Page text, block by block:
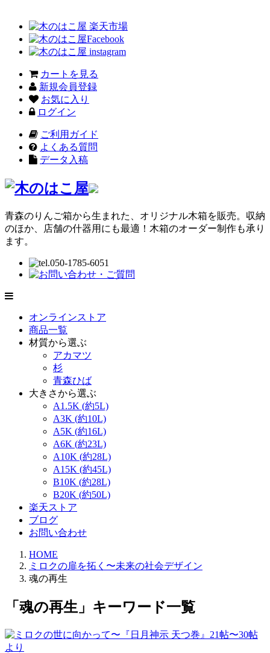
カートを見る
新規会員登録
お気に入り
ログイン
ご利用ガイド
よくある質問
データ入稿
青森のりんご箱から生まれた、オリジナル木箱を販売。収納
のほか、店舗の什器用にも最適！木箱のオーダー制作も承り
ます。
オンラインストア
商品一覧
材質から選ぶ
アカマツ
杉
青森ひば
大きさから選ぶ
A1.5K (約5L)
A3K (約10L)
A5K (約16L)
A6K (約23L)
A10K (約28L)
A15K (約45L)
B10K (約28L)
B20K (約50L)
楽天ストア
ブログ
お問い合わせ
HOME
ミロクの扉を拓く〜未来の社会デザイン
魂の再生
「魂の再生」キーワード一覧